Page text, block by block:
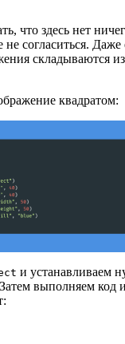
что здесь нет
не согласиться.
складываются
квадратом:
и устанавливаем
выполняем код